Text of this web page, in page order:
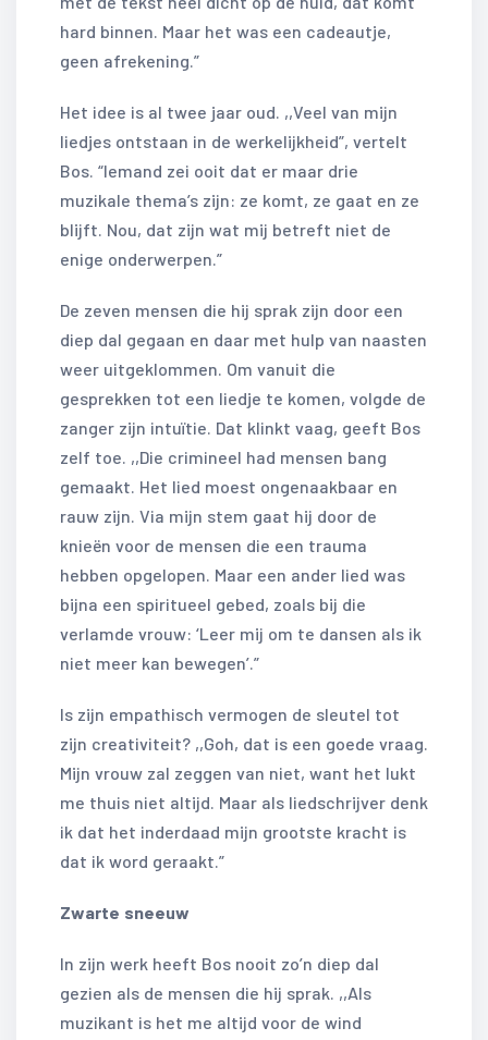
hard binnen. Maar het was een cadeautje,
geen afrekening.”
Het idee is al twee jaar oud. ,,Veel van mijn
liedjes ontstaan in de werkelijkheid”, vertelt
Bos. “Iemand zei ooit dat er maar drie
muzikale thema’s zijn: ze komt, ze gaat en ze
blijft. Nou, dat zijn wat mij betreft niet de
enige onderwerpen.”
De zeven mensen die hij sprak zijn door een
diep dal gegaan en daar met hulp van naasten
weer uitgeklommen. Om vanuit die
gesprekken tot een liedje te komen, volgde de
zanger zijn intuïtie. Dat klinkt vaag, geeft Bos
zelf toe. ,,Die crimineel had mensen bang
gemaakt. Het lied moest ongenaakbaar en
rauw zijn. Via mijn stem gaat hij door de
knieën voor de mensen die een trauma
hebben opgelopen. Maar een ander lied was
bijna een spiritueel gebed, zoals bij die
verlamde vrouw: ‘Leer mij om te dansen als ik
niet meer kan bewegen’.”
Is zijn empathisch vermogen de sleutel tot
zijn creativiteit? ,,Goh, dat is een goede vraag.
Mijn vrouw zal zeggen van niet, want het lukt
me thuis niet altijd. Maar als liedschrijver denk
ik dat het inderdaad mijn grootste kracht is
dat ik word geraakt.”
Zwarte sneeuw
In zijn werk heeft Bos nooit zo’n diep dal
gezien als de mensen die hij sprak. ,,Als
muzikant is het me altijd voor de wind